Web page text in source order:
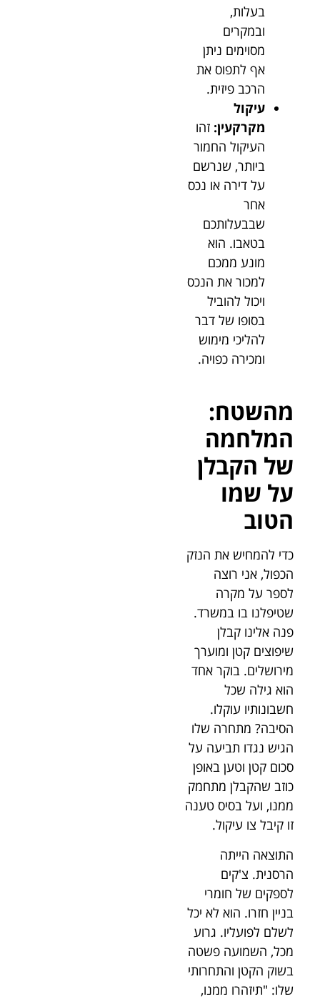
בעלות,
ובמקרים
מסוימים ניתן
אף לתפוס את
הרכב פיזית.
עיקול
מקרקעין: זהו
העיקול החמור
ביותר, שנרשם
על דירה או נכס
אחר
שבבעלותכם
בטאבו. הוא
מונע ממכם
למכור את הנכס
ויכול להוביל
בסופו של דבר
להליכי מימוש
ומכירה כפויה.
מהשטח:
המלחמה
של הקבלן
על שמו
הטוב
כדי להמחיש את הנזק
הכפול, אני רוצה
לספר על מקרה
שטיפלנו בו במשרד.
פנה אלינו קבלן
שיפוצים קטן ומוערך
מירושלים. בוקר אחד
הוא גילה שכל
חשבונותיו עוקלו.
הסיבה? מתחרה שלו
הגיש נגדו תביעה על
סכום קטן וטען באופן
כוזב שהקבלן מתחמק
ממנו, ועל בסיס טענה
זו קיבל צו עיקול.
התוצאה הייתה
הרסנית. צ'קים
לספקים של חומרי
בניין חזרו. הוא לא יכל
לשלם לפועליו. גרוע
מכל, השמועה פשטה
בשוק הקטן והתחרותי
שלו: "תיזהרו ממנו,